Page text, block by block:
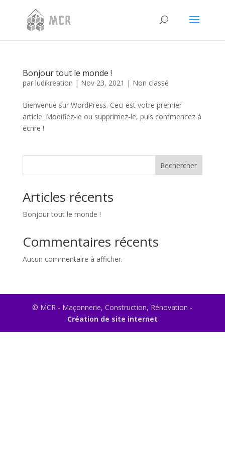
Bonjour tout le monde !
par ludikreation | Nov 23, 2021 | Non classé
Bienvenue sur WordPress. Ceci est votre premier
article. Modifiez-le ou supprimez-le, puis commencez à
écrire !
Rechercher
Articles récents
Bonjour tout le monde !
Commentaires récents
Aucun commentaire à afficher.
© MCR - Maçonnerie, Construction, Rénovation -
Création de site internet